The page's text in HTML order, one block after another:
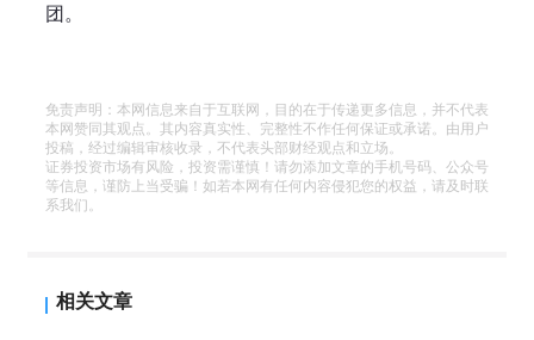
团。
免责声明：本网信息来自于互联网，目的在于传递更多信息，并不代表
本网赞同其观点。其内容真实性、完整性不作任何保证或承诺。由用户
投稿，经过编辑审核收录，不代表头部财经观点和立场。
证券投资市场有风险，投资需谨慎！请勿添加文章的手机号码、公众号
等信息，谨防上当受骗！如若本网有任何内容侵犯您的权益，请及时联
系我们。
相关文章